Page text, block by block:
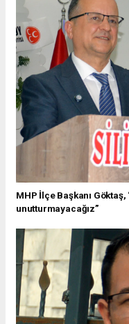
MHP İlçe Başkanı Göktaş,
unutturmayacağız”